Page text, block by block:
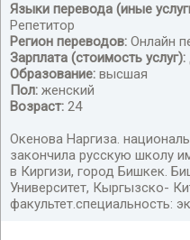
С Киргизского
Языки перевода (иные
Репетитор
Регион переводов: Онлайн
Зарплата (стоимость услуг):
Образование: высшая
Пол: женский
Возраст: 24
Окенова Наргиза.
закончила русскую школу
в Киргизи, город Бишкек.
Университет, Кыргызско-
факультет.специальность: